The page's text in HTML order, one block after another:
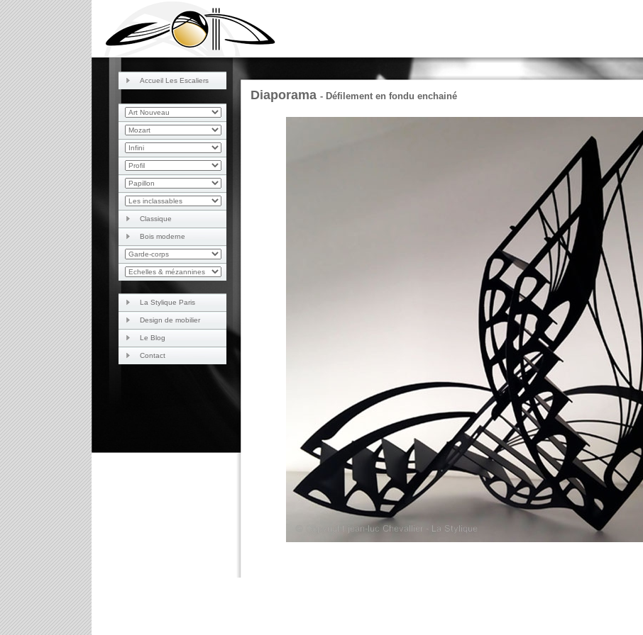
Accueil Les Escaliers
Classique
Bois moderne
La Stylique Paris
Design de mobilier
Le Blog
Contact
Diaporama - Défilement en fondu enchainé